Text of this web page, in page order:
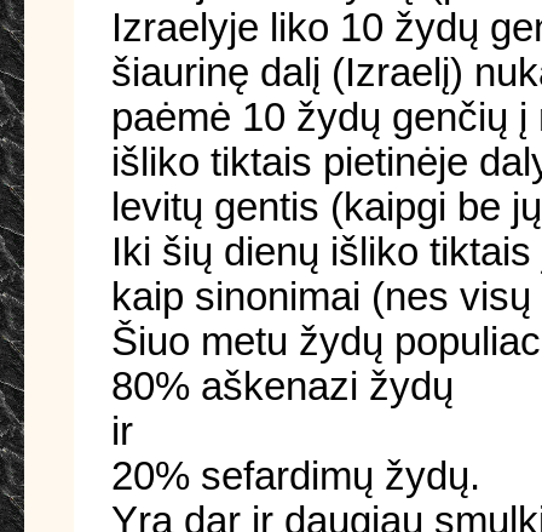
Izraelyje liko 10 žydų
šiaurinę dalį (Izraelį)
paėmė 10 žydų genčių
išliko tiktais pietinėje
levitų gentis (kaipgi be
Iki šių dienų išliko
kaip sinonimai (nes
Šiuo metu žydų
80% aškenazi žydų
ir
20% sefardimų žydų.
Yra dar ir daugiau